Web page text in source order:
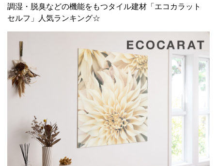
調湿・脱臭などの機能をもつタイル建材「エコカラット
セルフ」人気ランキング☆